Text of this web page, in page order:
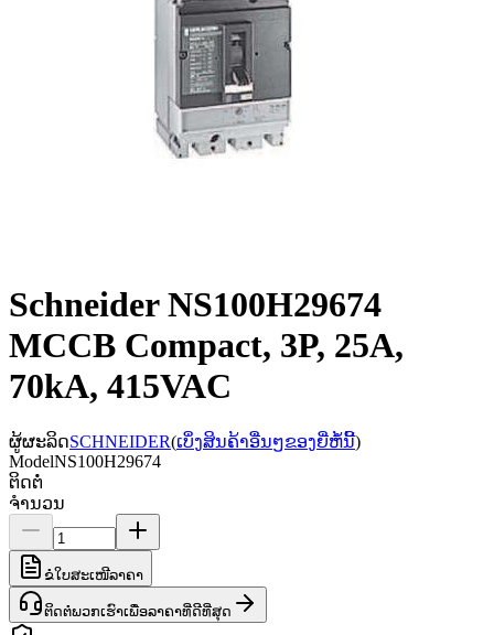
Schneider NS100H29674
MCCB Compact, 3P, 25A,
70kA, 415VAC
ຜູ້ຜະລິດSCHNEIDER(ເບິ່ງສິນຄ້າອື່ນໆຂອງຍີ່ຫໍ້ນີ້)
ModelNS100H29674
ຕິດຕໍ່
ຈຳນວນ
ຂໍໃບສະເໜີລາຄາ
ຕິດຕໍ່ພວກເຮົາເພື່ອລາຄາທີ່ດີທີ່ສຸດ